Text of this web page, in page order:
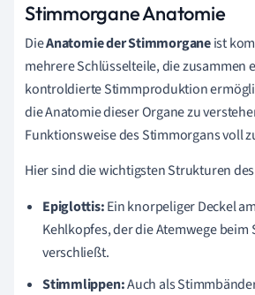
Stimmorgane Anatomie
DieAnatomie der Stimmorganeist
mehrere Schlüsselteile, die zusammen
kontroldierte Stimmproduktion
die Anatomie dieser Organe zu
Funktionsweise des Stimmorgans voll
Hier sind die wichtigsten Strukturen
Epiglottis:Ein knorpeliger Deckel
Kehlkopfes, der die Atemwege beim
verschließt.
Stimmlippen:Auch als